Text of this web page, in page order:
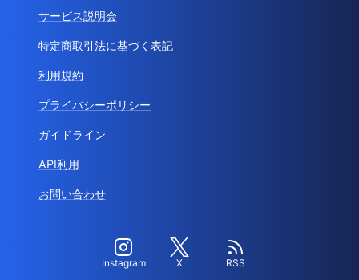
サービス説明会
特定商取引法に基づく表記
利用規約
プライバシーポリシー
ガイドライン
API利用
お問い合わせ
Instagram X RSS